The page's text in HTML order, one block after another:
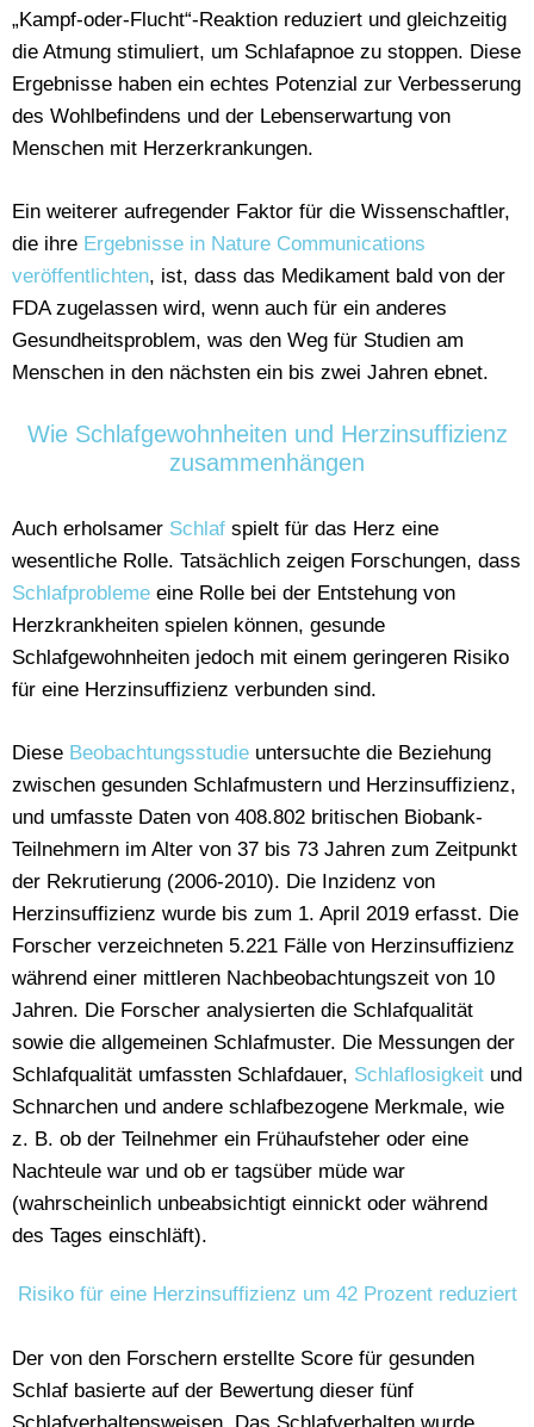
„Kampf-oder-Flucht“-Reaktion reduziert und gleichzeitig
die Atmung stimuliert, um Schlafapnoe zu stoppen. Diese
Ergebnisse haben ein echtes Potenzial zur Verbesserung
des Wohlbefindens und der Lebenserwartung von
Menschen mit Herzerkrankungen.
Ein weiterer aufregender Faktor für die Wissenschaftler,
die ihre Ergebnisse in Nature Communications
veröffentlichten, ist, dass das Medikament bald von der
FDA zugelassen wird, wenn auch für ein anderes
Gesundheitsproblem, was den Weg für Studien am
Menschen in den nächsten ein bis zwei Jahren ebnet.
Wie Schlafgewohnheiten und Herzinsuffizienz
zusammenhängen
Auch erholsamer Schlaf spielt für das Herz eine
wesentliche Rolle. Tatsächlich zeigen Forschungen, dass
Schlafprobleme eine Rolle bei der Entstehung von
Herzkrankheiten spielen können, gesunde
Schlafgewohnheiten jedoch mit einem geringeren Risiko
für eine Herzinsuffizienz verbunden sind.
Diese Beobachtungsstudie untersuchte die Beziehung
zwischen gesunden Schlafmustern und Herzinsuffizienz,
und umfasste Daten von 408.802 britischen Biobank-
Teilnehmern im Alter von 37 bis 73 Jahren zum Zeitpunkt
der Rekrutierung (2006-2010). Die Inzidenz von
Herzinsuffizienz wurde bis zum 1. April 2019 erfasst. Die
Forscher verzeichneten 5.221 Fälle von Herzinsuffizienz
während einer mittleren Nachbeobachtungszeit von 10
Jahren. Die Forscher analysierten die Schlafqualität
sowie die allgemeinen Schlafmuster. Die Messungen der
Schlafqualität umfassten Schlafdauer, Schlaflosigkeit und
Schnarchen und andere schlafbezogene Merkmale, wie
z. B. ob der Teilnehmer ein Frühaufsteher oder eine
Nachteule war und ob er tagsüber müde war
(wahrscheinlich unbeabsichtigt einnickt oder während
des Tages einschläft).
Risiko für eine Herzinsuffizienz um 42 Prozent reduziert
Der von den Forschern erstellte Score für gesunden
Schlaf basierte auf der Bewertung dieser fünf